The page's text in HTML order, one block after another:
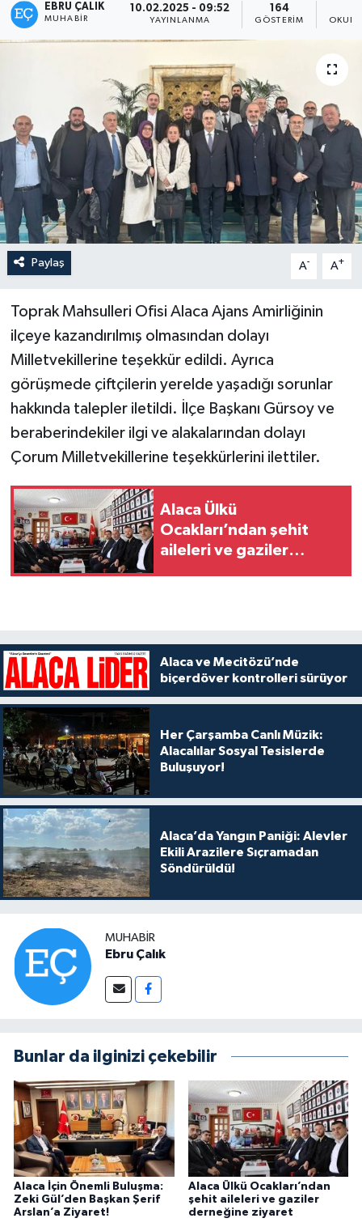
EBRU ÇALIK
MUHABIR
10.02.2025 - 09:52
YAYINLANMA
164
GÖSTERIM
Paylaş A- A+
Toprak Mahsulleri Ofisi Alaca Ajans Amirliğinin
ilçeye kazandırılmış olmasından dolayı
Milletvekillerine teşekkür edildi. Ayrıca
görüşmede çiftçilerin yerelde yaşadığı sorunlar
hakkında talepler iletildi. İlçe Başkanı Gürsoy ve
beraberindekiler ilgi ve alakalarından dolayı
Çorum Milletvekillerine teşekkürlerini ilettiler.
Alaca Ülkü
Ocakları’ndan şehit
aileleri ve gaziler
Alaca ve Mecitözü’nde
biçerdöver kontrolleri sürüyor
Her Çarşamba Canlı Müzik:
Alacalılar Sosyal Tesislerde
Buluşuyor!
Alaca’da Yangın Paniği: Alevler
Ekili Arazilere Sıçramadan
Söndürüldü!
MUHABIR
Ebru Çalık
Bunlar da ilginizi çekebilir
Alaca İçin Önemli Buluşma:
Zeki Gül’den Başkan Şerif
Arslan’a Ziyaret!
Alaca Ülkü Ocakları’ndan
şehit aileleri ve gaziler
derneğine ziyaret